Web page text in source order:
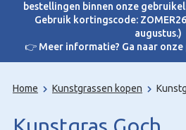
bestellingen binnen onze
Gebruik kortingscode:
augustus.)
👉 Meer informatie? Ga naar
Home Kunstgrassen kopen